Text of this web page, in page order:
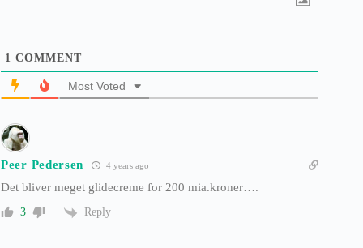
1 COMMENT
Most Voted
Peer Pedersen 4 years ago
Det bliver meget glidecreme for 200 mia.kroner….
3 Reply